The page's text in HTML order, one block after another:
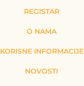
REGISTAR
O NAMA
KORISNE INFORMACIJE
NOVOSTI